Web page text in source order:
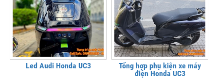
Led Audi Honda UC3
Tổng hợp phụ kiện xe máy
điện Honda UC3